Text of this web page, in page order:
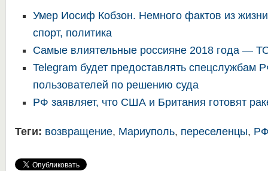
Умер Иосиф Кобзон. Немного фактов из
спорт, политика
Самые влиятельные россияне 2018 года —
Telegram будет предоставлять спецслужбам
пользователей по решению суда
РФ заявляет, что США и Британия готовят
Теги: возвращение, Мариуполь, переселенцы,